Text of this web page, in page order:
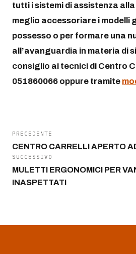
tutti i sistemi di assistenza
meglio accessoriare i modelli
possesso o per formare una
all’avanguardia in materia di
consiglio ai tecnici di Centro
051860066 oppure tramite
PRECEDENTE
CENTRO CARRELLI APERTO
SUCCESSIVO
MULETTI ERGONOMICI PER
INASPETTATI